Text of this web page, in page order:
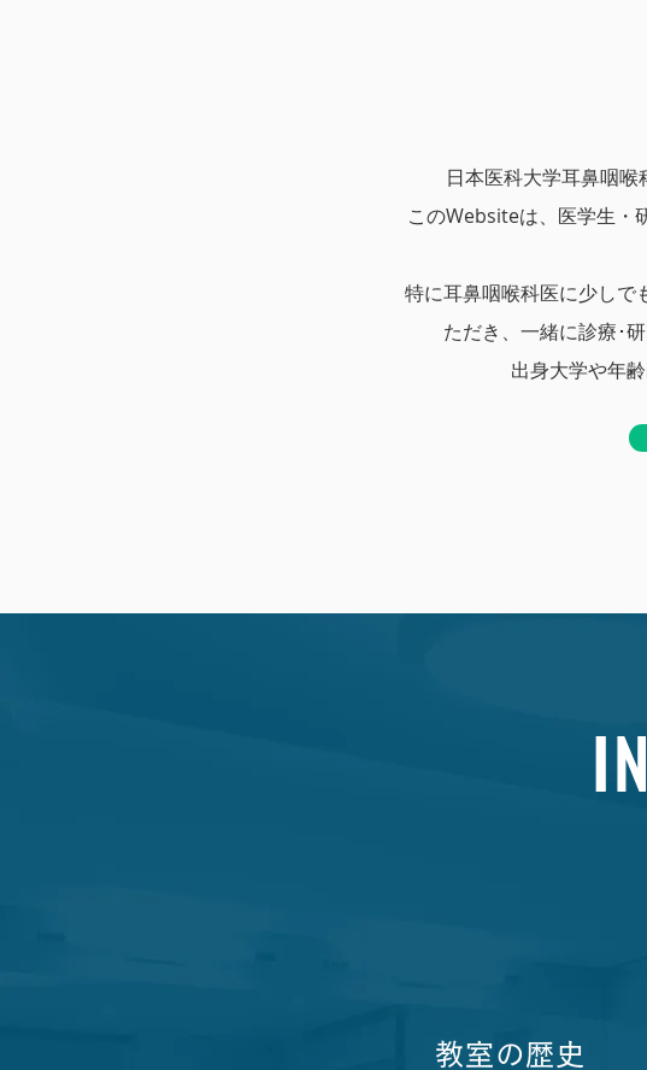
日本医科大学耳鼻咽喉
このWebsiteは、医学生・
特に耳鼻咽喉科医に少しで
ただき、一緒に診療･
出身大学や年
教室の歴史